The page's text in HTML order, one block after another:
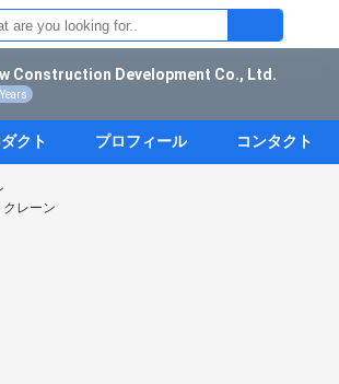
Construction Development Co., Ltd.
クト プロフィール コンタクト
レーン